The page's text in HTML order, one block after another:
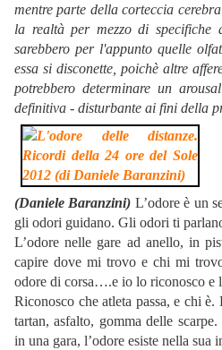
mentre parte della corteccia
la realtà per mezzo di specifiche
sarebbero per l'appunto quelle
essa si disconette, poichè altre
potrebbero determinare un
definitiva - disturbante ai fini della
(Daniele Baranzini) L’odore è un
gli odori guidano. Gli odori ti
L’odore nelle gare ad anello, in
capire dove mi trovo e chi mi
odore di corsa….e io lo riconosco e
Riconosco che atleta passa, e chi
tartan, asfalto, gomma delle
in una gara, l’odore esiste nella sua